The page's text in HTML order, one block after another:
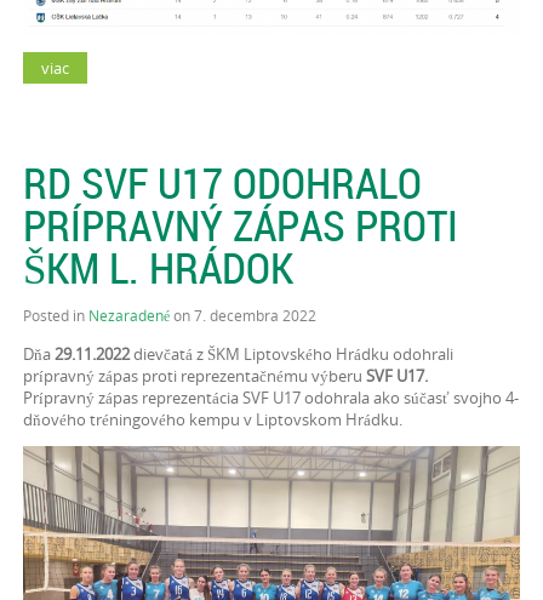
viac
RD SVF U17 ODOHRALO
PRÍPRAVNÝ ZÁPAS PROTI
ŠKM L. HRÁDOK
Posted in Nezaradenéon 7. decembra 2022
Dňa29.11.2022dievčatá z ŠKM Liptovského Hrádku odohrali
prípravný zápas proti reprezentačnému výberu SVF U17.
Prípravný zápas reprezentácia SVF U17 odohrala ako súčasť svojho 4-
dňového tréningového kempu v Liptovskom Hrádku.